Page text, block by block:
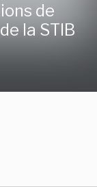
de
la STIB